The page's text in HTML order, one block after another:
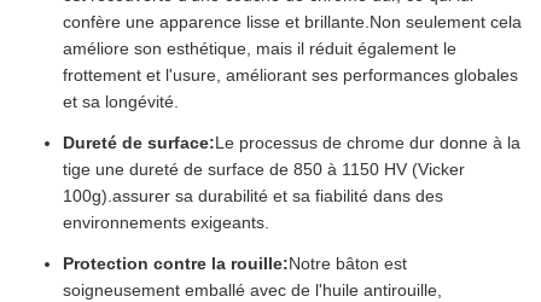
confère une apparence lisse et brillante.Non seulement cela
améliore son esthétique, mais il réduit également le
frottement et l'usure, améliorant ses performances globales
et sa longévité.
Dureté de surface:Le processus de chrome dur donne à la
tige une dureté de surface de 850 à 1150 HV (Vicker
100g).assurer sa durabilité et sa fiabilité dans des
environnements exigeants.
Protection contre la rouille:Notre bâton est
soigneusement emballé avec de l'huile antirouille,